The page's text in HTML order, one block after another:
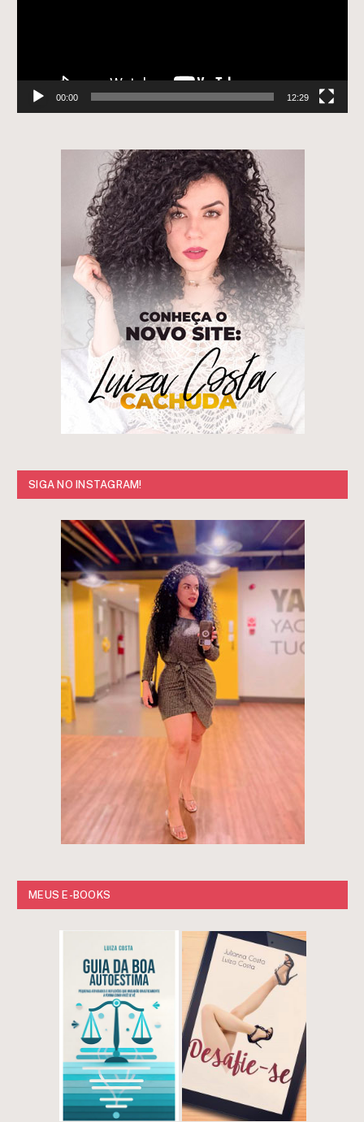
00:00 12:29
SIGA NO INSTAGRAM!
MEUS E-BOOKS